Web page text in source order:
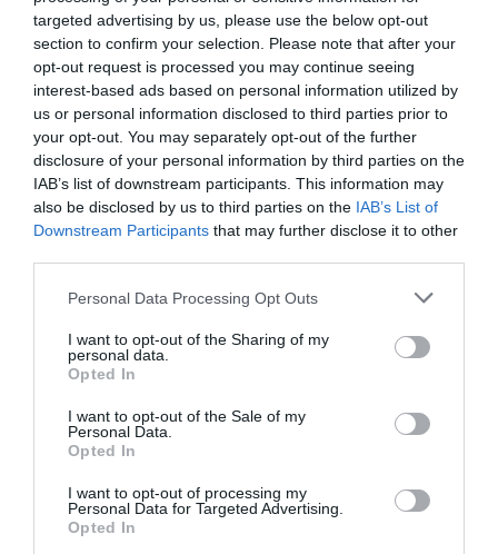
targeted advertising by us, please use the below opt-out
section to confirm your selection. Please note that after your
opt-out request is processed you may continue seeing
interest-based ads based on personal information utilized by
us or personal information disclosed to third parties prior to
your opt-out. You may separately opt-out of the further
disclosure of your personal information by third parties on the
IAB’s list of downstream participants. This information may
also be disclosed by us to third parties on the IAB’s List of
Downstream Participants that may further disclose it to other
Personal Data Processing Opt Outs
I want to opt-out of the Sharing of my
personal data.
Opted In
I want to opt-out of the Sale of my
Personal Data.
Opted In
I want to opt-out of processing my
Personal Data for Targeted Advertising.
Opted In
Σχετικά Άρθρα
Εθνική Λυρική
Σκηνή: Ανακοίνωση
ακρόασης για την
μουσικού στα
Αρχαιολογικό
Μουσείο
Θεσσαλονίκης: Στο
Αυγουστιάτικης
Ο Λάκης Χαλκιάς,
σημαντικός
Η Σιγκαπούρη